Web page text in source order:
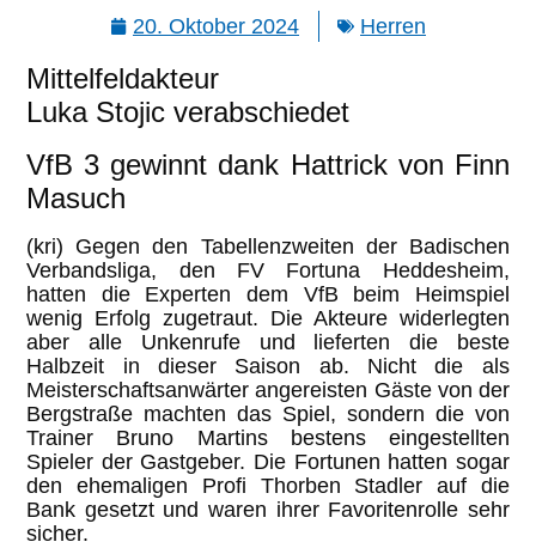
20. Oktober 2024 Herren
Mittelfeldakteur
Luka Stojic verabschiedet
VfB 3 gewinnt dank Hattrick von Finn
Masuch
(kri) Gegen den Tabellenzweiten der Badischen
Verbandsliga, den FV Fortuna Heddesheim,
hatten die Experten dem VfB beim Heimspiel
wenig Erfolg zugetraut. Die Akteure widerlegten
aber alle Unkenrufe und lieferten die beste
Halbzeit in dieser Saison ab. Nicht die als
Meisterschaftsanwärter angereisten Gäste von der
Bergstraße machten das Spiel, sondern die von
Trainer Bruno Martins bestens eingestellten
Spieler der Gastgeber. Die Fortunen hatten sogar
den ehemaligen Profi Thorben Stadler auf die
Bank gesetzt und waren ihrer Favoritenrolle sehr
sicher.